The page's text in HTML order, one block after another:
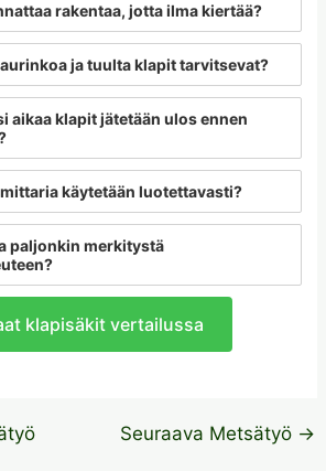
rakentaa, jotta ilma kiertää?
ja tuulta klapit tarvitsevat?
aikaa klapit jätetään ulos ennen
käytetään luotettavasti?
paljonkin merkitystä
klapisäkit vertailussa
Seuraava Metsätyö →